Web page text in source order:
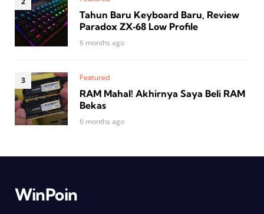
Tahun Baru Keyboard Baru, Review
Paradox ZX‑68 Low Profile
6 months ago
Featured
RAM Mahal! Akhirnya Saya Beli RAM
Bekas
6 months ago
WinPoin